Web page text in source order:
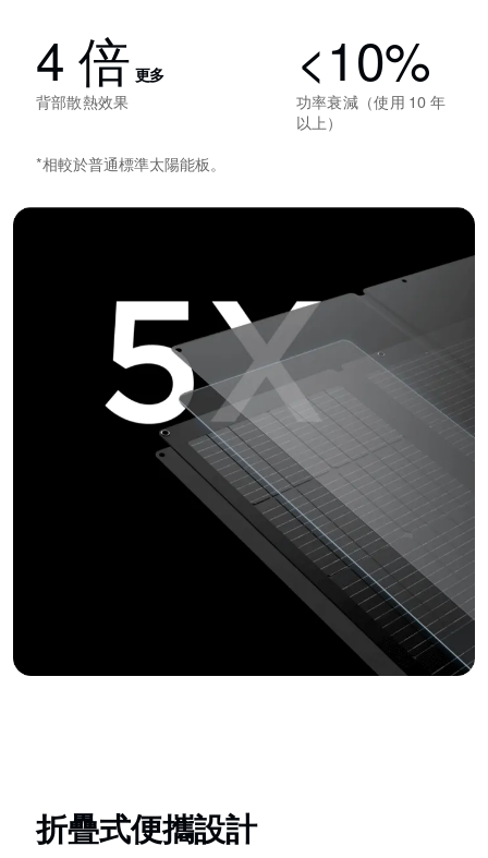
4 倍 更多
背部散熱效果
<10%
功率衰減（使用 10 年
以上）
*相較於普通標準太陽能板。
折疊式便攜設計